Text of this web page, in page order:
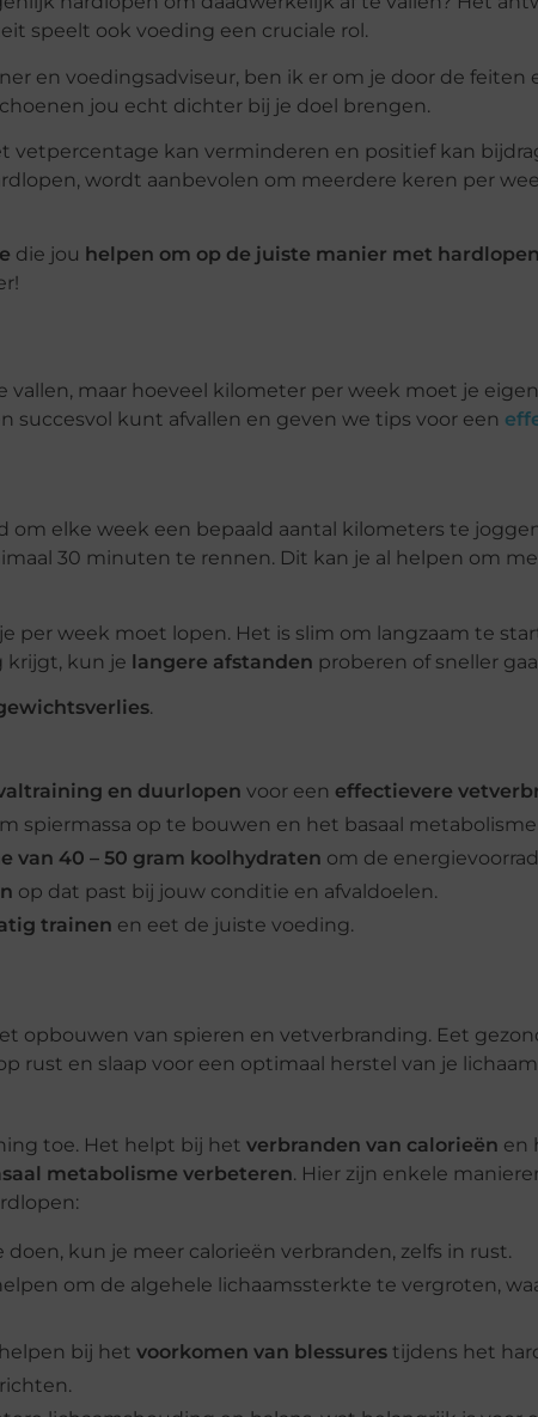
speelt ook voeding een cruciale rol.
en voedingsadviseur, ben ik er om je door de feiten
jou echt dichter bij je doel brengen.
vetpercentage kan verminderen en positief kan
wordt aanbevolen om meerdere keren per
die jou helpen om op de juiste manier met
vallen, maar hoeveel kilometer per week moet je
kunt afvallen en geven we tips voor een
om elke week een bepaald aantal kilometers te
30 minuten te rennen. Dit kan je al helpen om
per week moet lopen. Het is slim om langzaam te
krijgt, kun je langere afstanden proberen of sneller
.
en duurlopen voor een effectievere
spiermassa op te bouwen en het basaal
van 40 – 50 gram koolhydraten om de
op dat past bij jouw conditie en afvaldoelen.
trainen en eet de juiste voeding.
opbouwen van spieren en vetverbranding. Eet
rust en slaap voor een optimaal herstel van je
toe. Het helpt bij het verbranden van calorieën en
metabolisme verbeteren. Hier zijn enkele
doen, kun je meer calorieën verbranden, zelfs in rust.
om de algehele lichaamssterkte te vergroten,
bij het voorkomen van blessures tijdens het